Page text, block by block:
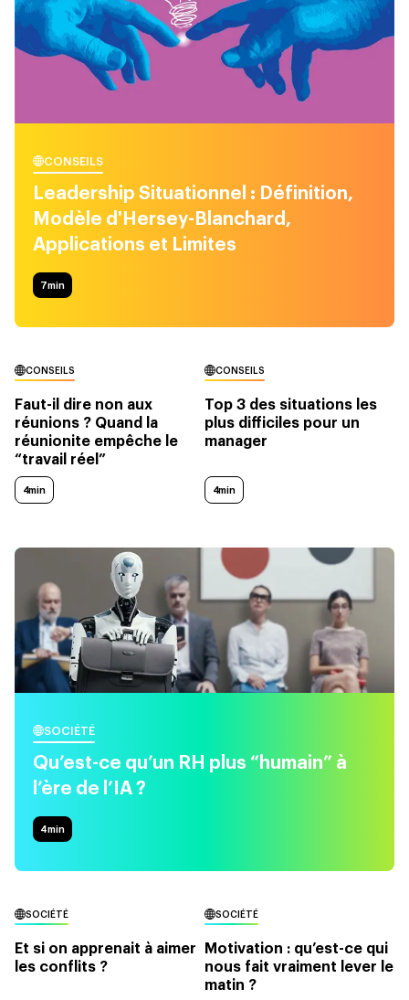
CONSEILS
Leadership Situationnel : Définition,
Modèle d'Hersey-Blanchard,
Applications et Limites
7min
CONSEILS
Faut-il dire non aux
réunions ? Quand la
réunionite empêche le
“travail réel”
4min
CONSEILS
Top 3 des situations les
plus difficiles pour un
manager
4min
SOCIÉTÉ
Qu’est-ce qu’un RH plus “humain” à
l’ère de l’IA ?
4min
SOCIÉTÉ
Et si on apprenait à aimer
les conflits ?
SOCIÉTÉ
Motivation : qu’est-ce qui
nous fait vraiment lever le
matin ?